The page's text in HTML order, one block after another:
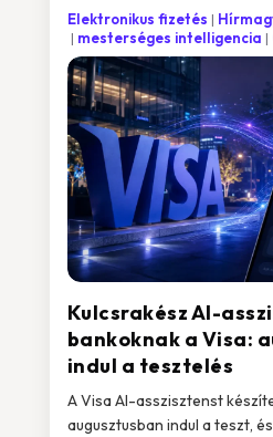
Kulcsrakész AI-
bankoknak a Visa:
indul a tesztelés
Elektronikus fizetés
mesterséges intelligencia
A Visa AI-asszisztenst
augusztusban indul a teszt,